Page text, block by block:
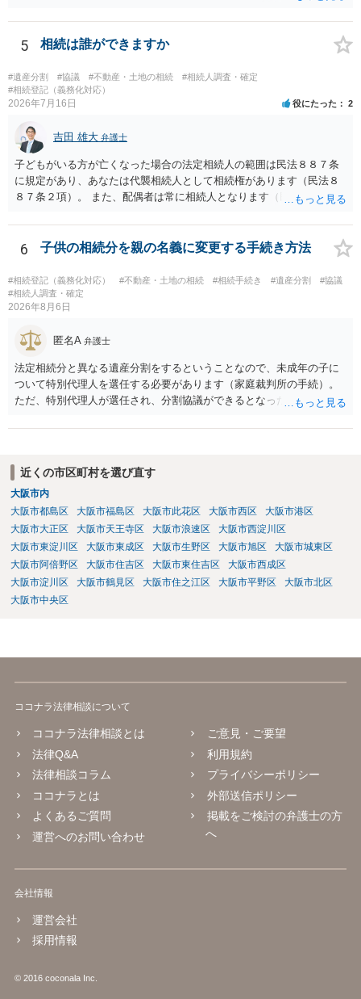
ますか。 →本人が自由に決められますので、どこが妥当とは言えない
です。客観的な基準もありません。 ・できれば穏やかに、分割を拒否
することはできますか。 →分割を拒否するということは、遺産はいら
ないということでしょうか。遺言で、受取を指定されててもいらない
と拒否することはできます。理由を説明する必要はありません。
5 相続は誰ができますか
#遺産分割 #協議 #不動産・土地の相続
#相続人調査・確定
#相続登記（義務化対応）
2026年7月16日 役にたった 2
吉田 雄大 弁護士
子どもがいる方が亡くなった場合の法定相続人の範囲は民法８８７条
に規定があり、あなたは代襲相続人として相続権があります（民法８
８７条２項）。 また、配偶者は常に相続人となります（民法８９０
も相続権があります。つまり、孫５人に加えて「おじ又はおば」にも
相続権がある可能性があります。
6 子供の相続分を親の名義に変更する手続き方法
#相続登記（義務化対応） #不動産・土地の相続 #相続手続き #遺産分割
#協議
#相続人調査・確定
2026年8月6日
匿名A 弁護士
法定相続分と異なる遺産分割をするということなので、未成年の子に
ついて特別代理人を選任する必要があります（家庭裁判所の手続）。
ただ、特別代理人が選任され、分割協議ができるとなったとしても、
の権利も守られなければならないからです。 相続財産全体で、未成年
に、未成年者を今後養育するのは、自分だからという理由では、法定
相続分以上に多くの遺産を取得することができるというわけではあり
ません。
近くの市区町村を選び直す
大阪市内
大阪市都島区
大阪市福島区 大阪市此花区 大阪市西区
大阪市港区
大阪市大正区
大阪市天王寺区 大阪市浪速区
大阪市西淀川区
大阪市東淀川区
大阪市東成区 大阪市生野区 大阪市旭区
大阪市城東区
大阪市阿倍野区
大阪市住吉区 大阪市東住吉区
大阪市西成区
大阪市淀川区
大阪市鶴見区 大阪市住之江区 大阪市平野区
大阪市北区
大阪市中央区
ココナラ法律相談について
ココナラ法律相談とは
法律Q&A
法律相談コラム
ココナラとは
よくあるご質問
運営へのお問い合わせ
ご意見・ご要望
利用規約
プライバシーポリシー
外部送信ポリシー
掲載をご検討の弁護士の方
へ
会社情報
運営会社
採用情報
© 2016 coconala Inc.